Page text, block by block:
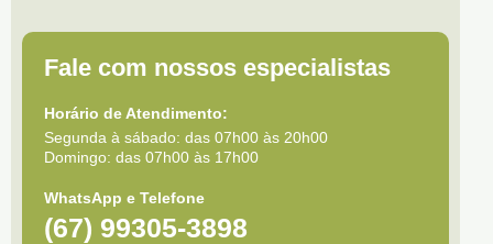
Fale com nossos especialistas
Horário de Atendimento:
Segunda à sábado: das 07h00 às 20h00
Domingo: das 07h00 às 17h00
WhatsApp e Telefone
(67) 99305-3898